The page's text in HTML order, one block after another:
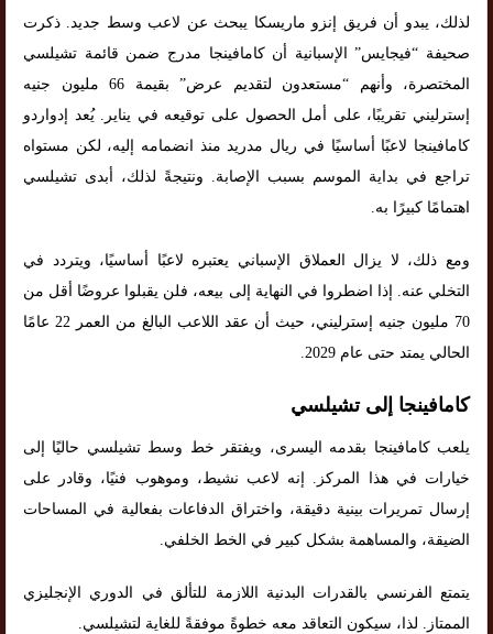
لذلك، يبدو أن فريق إنزو ماريسكا يبحث عن لاعب وسط جديد. ذكرت
صحيفة “فيجايس” الإسبانية أن كامافينجا مدرج ضمن قائمة تشيلسي
المختصرة، وأنهم “مستعدون لتقديم عرض” بقيمة 66 مليون جنيه
إسترليني تقريبًا، على أمل الحصول على توقيعه في يناير. يُعد إدواردو
كامافينجا لاعبًا أساسيًا في ريال مدريد منذ انضمامه إليه، لكن مستواه
تراجع في بداية الموسم بسبب الإصابة. ونتيجةً لذلك، أبدى تشيلسي
اهتمامًا كبيرًا به.
ومع ذلك، لا يزال العملاق الإسباني يعتبره لاعبًا أساسيًا، ويتردد في
التخلي عنه. إذا اضطروا في النهاية إلى بيعه، فلن يقبلوا عروضًا أقل من
70 مليون جنيه إسترليني، حيث أن عقد اللاعب البالغ من العمر 22 عامًا
الحالي يمتد حتى عام 2029.
كامافينجا إلى تشيلسي
يلعب كامافينجا بقدمه اليسرى، ويفتقر خط وسط تشيلسي حاليًا إلى
خيارات في هذا المركز. إنه لاعب نشيط، وموهوب فنيًا، وقادر على
إرسال تمريرات بينية دقيقة، واختراق الدفاعات بفعالية في المساحات
الضيقة، والمساهمة بشكل كبير في الخط الخلفي.
يتمتع الفرنسي بالقدرات البدنية اللازمة للتألق في الدوري الإنجليزي
الممتاز. لذا، سيكون التعاقد معه خطوةً موفقةً للغاية لتشيلسي.